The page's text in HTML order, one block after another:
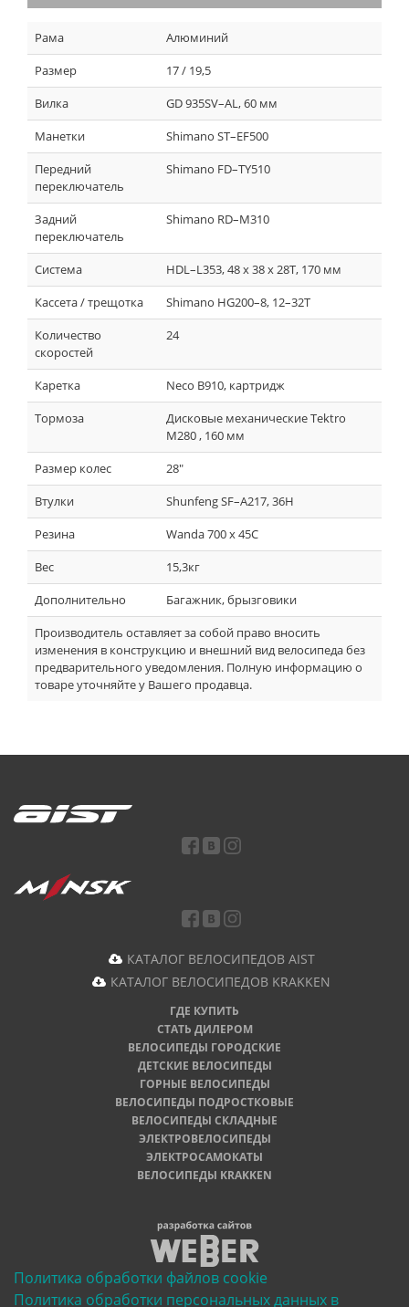
Рама
Алюминий
Размер
17 / 19,5
Вилка
GD 935SV–AL, 60 мм
Манетки
Shimano ST–EF500
Передний
переключатель
Shimano FD–TY510
Задний
переключатель
Shimano RD–M310
Система
HDL–L353, 48 x 38 x 28T, 170 мм
Кассета / трещотка
Shimano HG200–8, 12–32T
Количество
скоростей
24
Каретка
Neco B910, картридж
Тормоза
Дисковые механические Tektro
M280 , 160 мм
Размер колес
28"
Втулки
Shunfeng SF–A217, 36H
Резина
Wanda 700 x 45C
Вес
15,3кг
Дополнительно
Багажник, брызговики
Производитель оставляет за собой право вносить
изменения в конструкцию и внешний вид велосипеда без
предварительного уведомления. Полную информацию о
товаре уточняйте у Вашего продавца.
КАТАЛОГ ВЕЛОСИПЕДОВ AIST
КАТАЛОГ ВЕЛОСИПЕДОВ KRAKKEN
ГДЕ КУПИТЬ
СТАТЬ ДИЛЕРОМ
ВЕЛОСИПЕДЫ ГОРОДСКИЕ
ДЕТСКИЕ ВЕЛОСИПЕДЫ
ГОРНЫЕ ВЕЛОСИПЕДЫ
ВЕЛОСИПЕДЫ ПОДРОСТКОВЫЕ
ВЕЛОСИПЕДЫ СКЛАДНЫЕ
ЭЛЕКТРОВЕЛОСИПЕДЫ
ЭЛЕКТРОСАМОКАТЫ
ВЕЛОСИПЕДЫ KRAKKEN
Политика обработки файлов cookie
Политика обработки персональных данных в